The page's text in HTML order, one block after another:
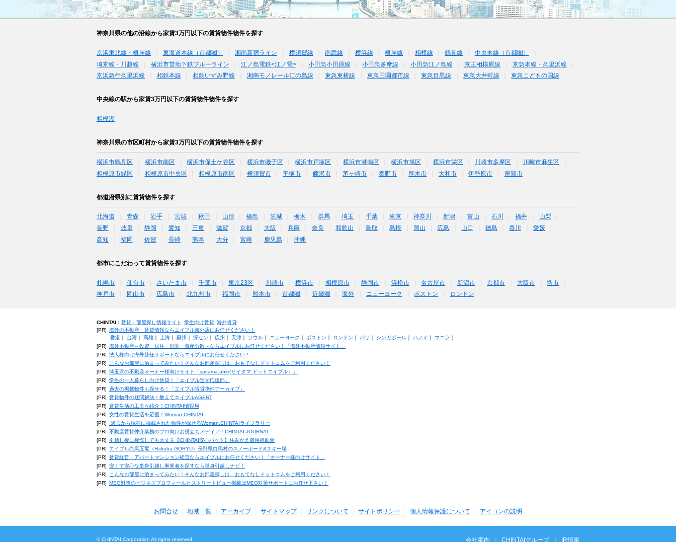
神奈川県の他の沿線から家賃3万円以下の賃貸物件物件を探す
京浜東北線・根岸線 東海道本線（首都圏） 湘南新宿ライン 横須賀線 南武線 横浜線 根岸線 相模線 鶴見線
中央本線（首都圏）
埼京線・川越線
横浜市営地下鉄ブルーライン 江ノ島電鉄<江ノ電> 小田急小田原線 小田急多摩線 小田急江ノ島線 京王相模原線
京急本線・久里浜線
京浜急行久里浜線
相鉄本線 相鉄いずみ野線 湘南モノレール江の島線 東急東横線 東急田園都市線 東急目黒線 東急大井町線 東急こどもの国線
中央線の駅から家賃3万円以下の賃貸物件物件を探す
相模湖
神奈川県の市区町村から家賃3万円以下の賃貸物件物件を探す
横浜市鶴見区 横浜市南区 横浜市保土ケ谷区 横浜市磯子区 横浜市戸塚区 横浜市港南区 横浜市旭区 横浜市栄区 川崎市多摩区
川崎市麻生区
相模原市緑区
相模原市中央区 相模原市南区 横須賀市 平塚市 藤沢市 茅ヶ崎市 秦野市 厚木市 大和市 伊勢原市 座間市
都道府県別に賃貸物件を探す
北海道 青森 岩手 宮城 秋田 山形 福島 茨城 栃木 群馬 埼玉 千葉 東京 神奈川 新潟 富山 石川 福井
山梨
長野
岐阜 静岡 愛知 三重 滋賀 京都 大阪 兵庫 奈良 和歌山 鳥取 島根 岡山 広島 山口 徳島 香川
愛媛
高知
福岡 佐賀 長崎 熊本 大分 宮崎 鹿児島 沖縄
都市にこだわって賃貸物件を探す
札幌市 仙台市 さいたま市 千葉市 東京23区 川崎市 横浜市 相模原市 静岡市 浜松市 名古屋市 新潟市 京都市 大阪市
堺市
神戸市
岡山市 広島市 北九州市 福岡市 熊本市 首都圏 近畿圏 海外 ニューヨーク ボストン ロンドン
CHINTAI： 賃貸・部屋探し情報サイト 学生向け賃貸 海外賃貸
[PR] 海外の不動産・賃貸情報ならエイブル海外店にお任せください！
香港｜ 台湾｜ 高雄｜ 上海｜ 蘇州 深セン 広州 天津｜ ソウル｜ ニューヨーク ボストン ロンドン パリ シンガポール｜ ハノイ マニラ
[PR] 海外不動産～投資・居住・別荘・資産分散～ならエイブルにお任せください！「海外不動産情報サイト」
[PR] 法人様向け海外赴任サポートならエイブルにお任せください！
[PR]
こんなお部屋に泊まってみたい！そんなお部屋探しは、おもてなしドットコムをご利用ください！
[PR] 埼玉県の不動産オーナー様向けサイト「saitama.able(サイタマ ドットエイブル）」
[PR] 学生の一人暮らし向け賃貸！「エイブル進学応援部」
[PR] 過去の掲載物件も探せる！「エイブル賃貸物件アーカイブ」
[PR] 賃貸物件の疑問解決！教えてエイブルAGENT
[PR] 賃貸生活の工夫を紹介！CHINTAI情報局
[PR] 女性の賃貸生活を応援！Woman.CHINTAI
[PR]
過去から現在に掲載された物件が探せるWoman.CHINTAIライブラリー
[PR] 不動産賃貸仲介業務のプロ向けお役立ちメディア！CHINTAI JOURNAL
[PR]
引越し後に後悔しても大丈夫【CHINTAI安心パック】住みかえ費用補助金
[PR] エイブル白馬五竜（Hakuba GORYU）長野県白馬村のスノーボード&スキー場
[PR] 賃貸経営・アパートマンション経営ならエイブルにお任せください！「オーナー様向けサイト」
[PR] 安くて安心な単身引越し事業者を探すなら単身引越しナビ！
[PR]
こんなお部屋に泊まってみたい！そんなお部屋探しは、おもてなしドットコムをご利用ください！
[PR] MEO対策のビジネスプロフィールとストリートビュー掲載はMEO対策サポートにお任せ下さい！
お問合せ 地域一覧 アーカイブ サイトマップ リンクについて サイトポリシー 個人情報保護について アイコンの説明
会社案内 CHINTAIグループ IR情報
© CHINTAI Corporation All rights reserved.